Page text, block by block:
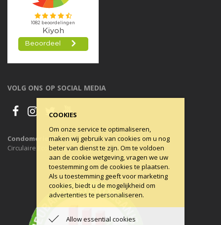
VOLG ONS OP SOCIAL MEDIA
Condomerie is 100% CO2-neutraal, al sinds 2011
Circulaire Economie ons uitgangspunt.
COOKIES
Om onze service te optimaliseren,
maken wij gebruik van cookies om u nog
beter van dienst te zijn. Om te voldoen
aan de cookie wetgeving, vragen we uw
toestemming om de cookies te plaatsen.
Als u toestemming geeft voor marketing
cookies, biedt u de mogelijkheid om
advertenties te personaliseren.
Allow essential cookies